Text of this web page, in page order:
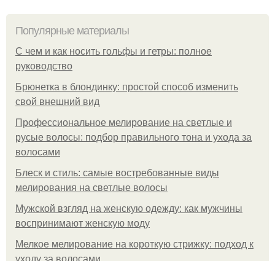
Популярные материалы
С чем и как носить гольфы и гетры: полное
руководство
Брюнетка в блондинку: простой способ изменить
свой внешний вид
Профессиональное мелирование на светлые и
русые волосы: подбор правильного тона и ухода за
волосами
Блеск и стиль: самые востребованные виды
мелирования на светлые волосы
Мужской взгляд на женскую одежду: как мужчины
воспринимают женскую моду
Мелкое мелирование на короткую стрижку: подход к